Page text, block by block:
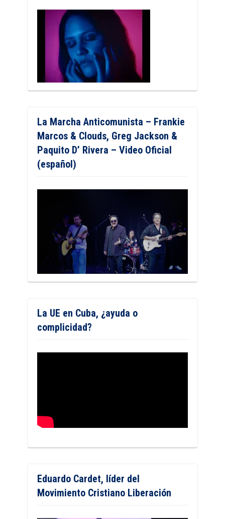
La Marcha Anticomunista – Frankie
Marcos & Clouds, Greg Jackson &
Paquito D’ Rivera – Video Oficial
(español)
La UE en Cuba, ¿ayuda o
complicidad?
Eduardo Cardet, líder del
Movimiento Cristiano Liberación